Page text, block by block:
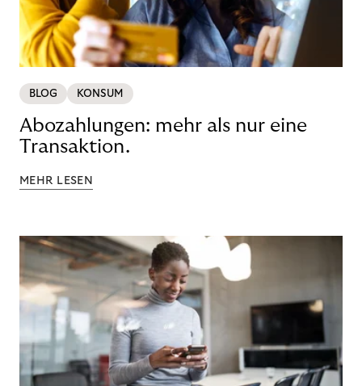
BLOG KONSUM
Abozahlungen: mehr als nur eine
Transaktion.
MEHR LESEN